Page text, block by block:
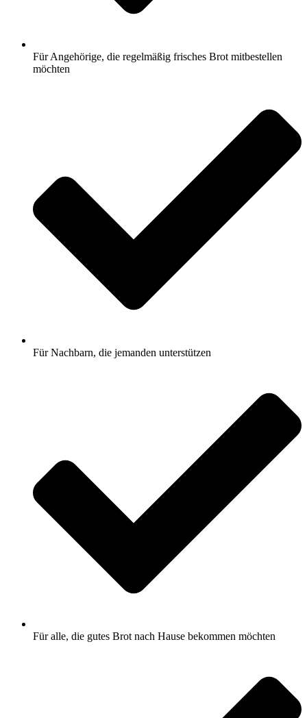
Für Angehörige, die regelmäßig frisches Brot mitbestellen
möchten
Für Nachbarn, die jemanden unterstützen
Für alle, die gutes Brot nach Hause bekommen möchten